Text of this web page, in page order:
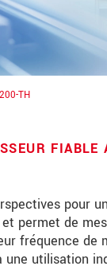
TH
FIABLE
pour
permet de
fréquence de
une utilisation